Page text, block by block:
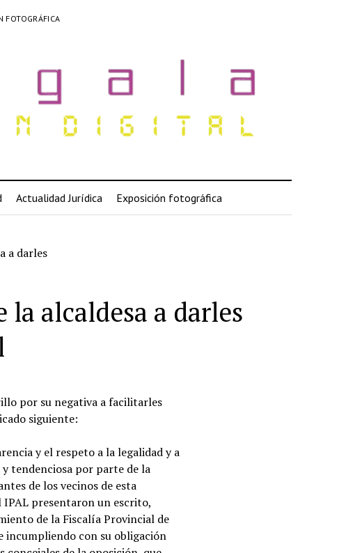
FOTOGRÁFICA
Actualidad Jurídica Exposición fotográfica
a darles
alcaldesa a darles
por su negativa a facilitarles
siguiente:
y el respeto a la legalidad y a
tendenciosa por parte de la
de los vecinos de esta
IPAL presentaron un escrito,
de la Fiscalía Provincial de
incumpliendo con su obligación